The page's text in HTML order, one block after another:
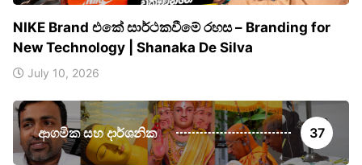
NIKE Brand එකේ සාර්ථකවීමේ රහස – Branding for
New Technology | Shanaka De Silva
July 10, 2026
ආගමික සහ දාර්ශනික 37